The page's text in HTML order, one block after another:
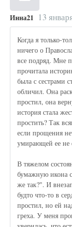
Инна21 13
Когда я только-
ничего о
все подряд. Мне
прочитала
была с сестрами
обличил. Она
простил, она
история стала
простить? Так
если прощения
умирающей ее не
В тяжелом
бумажную икона
же так?". И
будто что-то в
простил, но ей
греха. У меня